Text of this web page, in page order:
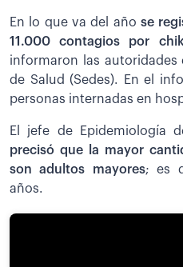
En lo que va del año se
11.000 contagios por
informaron las autoridades
de Salud (Sedes). En el
personas internadas en
El jefe de Epidemiología
precisó que la mayor
son adultos mayores; es
años.